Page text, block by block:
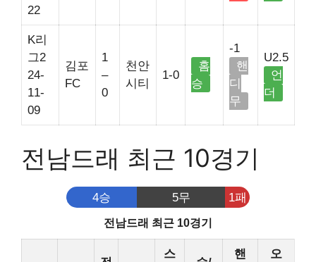
22
K리
그2
24-
11-
09
김포
FC
1
–
0
천안
시티
1-0
홈
승
-1
핸
디
무
U2.5
언
더
전남드래 최근 10경기
4승 5무 1패
전남드래 최근 10경기
스
핸
오